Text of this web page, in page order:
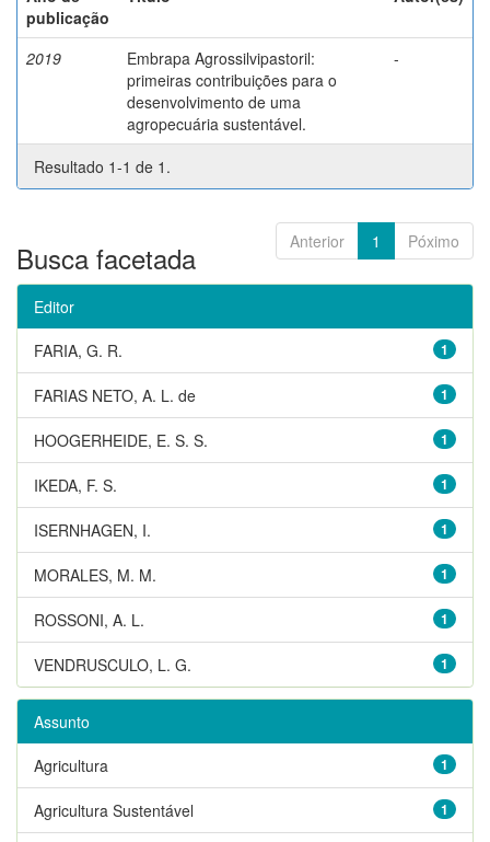
publicação
2019
Embrapa Agrossilvipastoril:
primeiras contribuições para o
desenvolvimento de uma
agropecuária sustentável.
-
Resultado 1-1 de 1.
Anterior 1 Póximo
Busca facetada
Editor
1
FARIA, G. R.
1
FARIAS NETO, A. L. de
1
HOOGERHEIDE, E. S. S.
1
IKEDA, F. S.
1
ISERNHAGEN, I.
1
MORALES, M. M.
1
ROSSONI, A. L.
1
VENDRUSCULO, L. G.
Assunto
1
Agricultura
1
Agricultura Sustentável